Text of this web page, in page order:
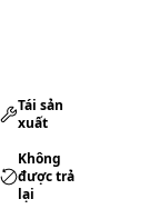
Tái sản
xuất
Không
được trả
lại